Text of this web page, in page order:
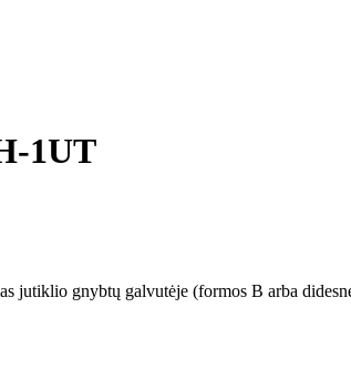
1UT
jutiklio gnybtų galvutėje (formos B arba